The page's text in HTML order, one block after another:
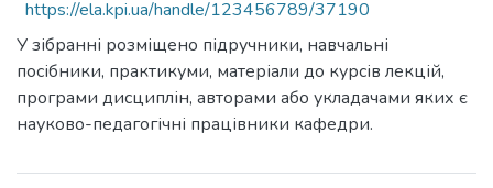
https://ela.kpi.ua/handle/123456789/37190
У зібранні розміщено підручники, навчальні
посібники, практикуми, матеріали до курсів лекцій,
програми дисциплін, авторами або укладачами яких є
науково-педагогічні працівники кафедри.